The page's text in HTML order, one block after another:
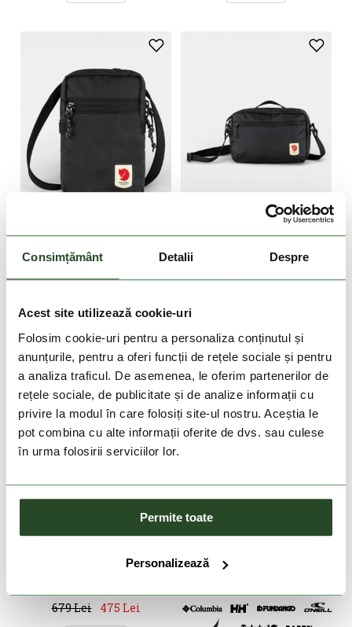
Consimțământ Detalii Despre
Acest site utilizează cookie-uri
Folosim cookie-uri pentru a personaliza conținutul și
anunțurile, pentru a oferi funcții de rețele sociale și pentru
a analiza traficul. De asemenea, le oferim partenerilor de
rețele sociale, de publicitate și de analize informații cu
privire la modul în care folosiți site-ul nostru. Aceștia le
pot combina cu alte informații oferite de dvs. sau culese
în urma folosirii serviciilor lor.
Permite toate
Personalizează
FJALLRAVEN
Marime unica
FJALLRAVEN
-30%
FJALLRAVEN
679 Lei
475 Lei